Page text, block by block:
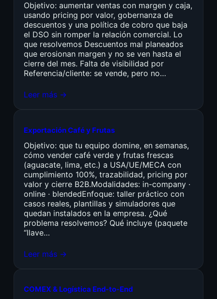
Objetivo: aumentar ventas con margen y caja,
usando pricing por valor, gobernanza de
descuentos y una política de cobro que baja
el DSO sin romper la relación comercial. Lo
que resolvemos Descuentos mal planeados
que erosionan margen y no se ven hasta el
cierre del mes. Falta de visibilidad por
Referencia/cliente: se vende, pero no…
Leer más →
Exportación Café y Frutas
Objetivo: que tu equipo domine, en semanas,
cómo vender café verde y frutas frescas
(aguacate, lima, etc.) a USA/UE/MECA con
cumplimiento 100%, trazabilidad, pricing por
valor y cierre B2B.Modalidades: in-company ·
online · blendedEnfoque: taller práctico con
casos reales, plantillas y simuladores que
quedan instalados en la empresa. ¿Qué
problema resolvemos? Qué incluye (paquete
“llave…
Leer más →
COMEX & Logística End-to-End